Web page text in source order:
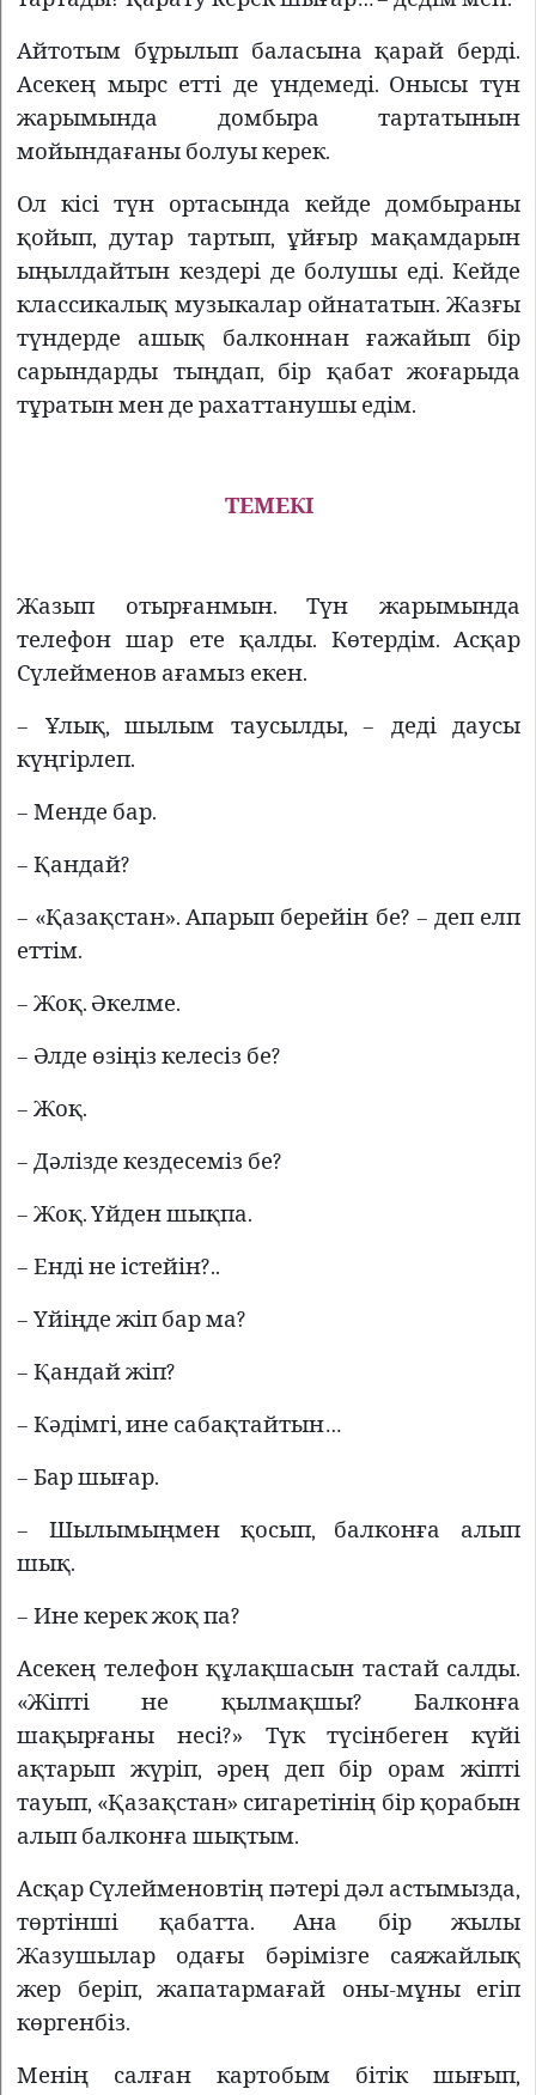
Айтотым бұрылып баласына қарай берді.
Асекең мырс етті де үндемеді. Онысы түн
жарымында домбыра тартатынын
мойындағаны болуы керек.
Ол кісі түн ортасында кейде домбыраны
қойып, дутар тартып, ұйғыр мақамдарын
ыңылдайтын кездері де болушы еді. Кейде
классикалық музыкалар ойнататын. Жазғы
түндерде ашық балконнан ғажайып бір
сарындарды тыңдап, бір қабат жоғарыда
тұратын мен де рахаттанушы едім.
ТЕМЕКІ
Жазып отырғанмын. Түн жарымында
телефон шар ете қалды. Көтердім. Асқар
Сүлейменов ағамыз екен.
– Ұлық, шылым таусылды, – деді даусы
күңгірлеп.
– Менде бар.
– Қандай?
– «Қазақстан». Апарып берейін бе? – деп елп
еттім.
– Жоқ. Әкелме.
– Әлде өзіңіз келесіз бе?
– Жоқ.
– Дәлізде кездесеміз бе?
– Жоқ. Үйден шықпа.
– Енді не істейін?..
– Үйіңде жіп бар ма?
– Қандай жіп?
– Кәдімгі, ине сабақтайтын…
– Бар шығар.
– Шылымыңмен қосып, балконға алып
шық.
– Ине керек жоқ па?
Асекең телефон құлақшасын тастай салды.
«Жіпті не қылмақшы? Балконға
шақырғаны несі?» Түк түсінбеген күйі
ақтарып жүріп, әрең деп бір орам жіпті
тауып, «Қазақстан» сигаретінің бір қорабын
алып балконға шықтым.
Асқар Сүлейменовтің пәтері дәл астымызда,
төртінші қабатта. Ана бір жылы
Жазушылар одағы бәрімізге саяжайлық
жер беріп, жапатармағай оны-мұны егіп
көргенбіз.
Менің салған картобым бітік шығып,